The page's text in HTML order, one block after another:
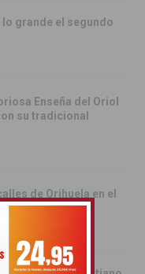
lo grande el segundo
Enseña del Oriol
su tradicional
de Orihuela en el
Pájaro